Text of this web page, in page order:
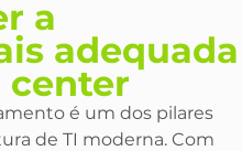
a
adequada
center
é um dos pilares
de TI moderna. Com